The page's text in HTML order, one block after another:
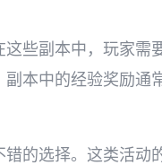
些副本中，玩家需
本中的经验奖励通
的选择。这类活动